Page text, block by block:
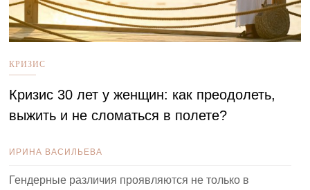
КРИЗИС
Кризис 30 лет у женщин: как преодолеть,
выжить и не сломаться в полете?
ИРИНА ВАСИЛЬЕВА
Гендерные различия проявляются не только в